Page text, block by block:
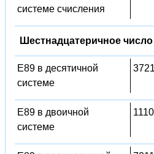
системе счисления
Шестнадцатеричное число
E89 в десятичной
системе
3721
E89 в двоичной
системе